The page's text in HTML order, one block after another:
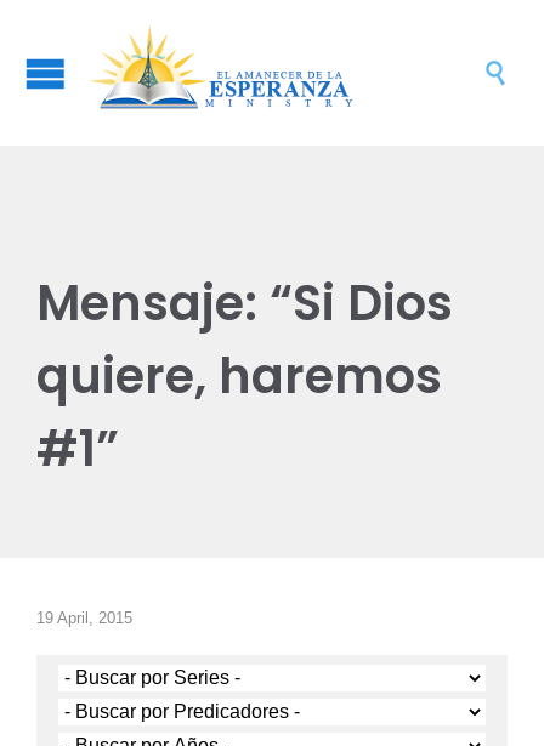

Mensaje: “Si Dios
quiere, haremos
#1”
19 April, 2015